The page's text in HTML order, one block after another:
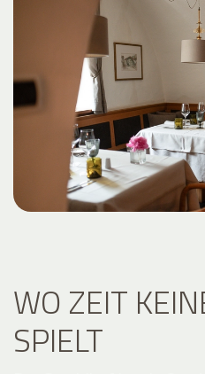
WO ZEIT
SPIELT